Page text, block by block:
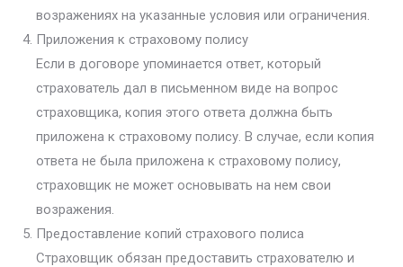
возражениях на указанные условия или ограничения.
Приложения к страховому полису
Если в договоре упоминается ответ, который
страхователь дал в письменном виде на вопрос
страховщика, копия этого ответа должна быть
приложена к страховому полису. В случае, если копия
ответа не была приложена к страховому полису,
страховщик не может основывать на нем свои
возражения.
Предоставление копий страхового полиса
Страховщик обязан предоставить страхователю и